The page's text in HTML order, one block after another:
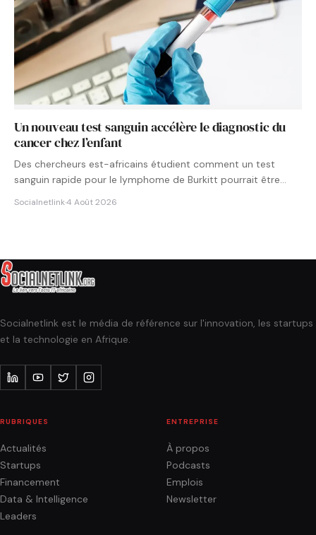
Un nouveau test sanguin accélère le diagnostic du
cancer chez l’enfant
Des chercheurs est-africains étudient comment un test
sanguin rapide pour le lymphome de Burkitt pourrait être
Socialnetlink·4 Août 2026
Socialnetlink est le média de référence sur l'innovation, les startups
et la technologie en Afrique.
RUBRIQUES
Actualités
Startups
Financement
Data & Intelligence
Leaders
ENTREPRISE
À propos
Podcasts
Emplois
Newsletter